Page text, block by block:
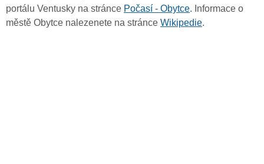
portálu Ventusky na stránce Počasí - Obytce. Informace o
městě Obytce nalezenete na stránce Wikipedie.